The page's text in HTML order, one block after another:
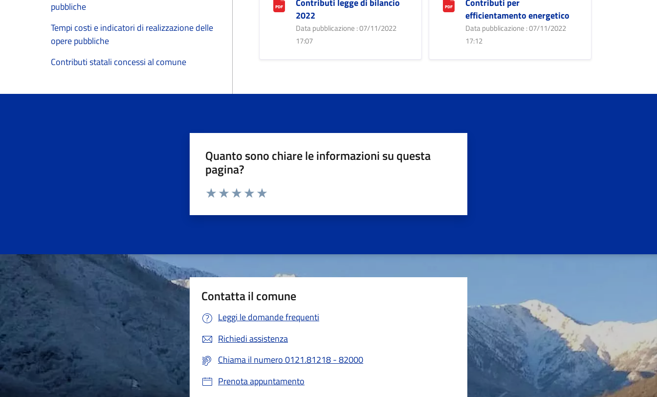
pubbliche
Tempi costi e indicatori di realizzazione delle
opere pubbliche
Contributi statali concessi al comune
Contributi legge di bilancio
2022
Data pubblicazione : 07/11/2022
17:07
Contributi per
efficientamento energetico
Data pubblicazione : 07/11/2022
17:12
Quanto sono chiare le informazioni su questa
pagina?
Valuta da 1 a 5 stelle la pagina
Contatta il comune
Leggi le domande frequenti
Richiedi assistenza
Chiama il numero 0121.81218 - 82000
Prenota appuntamento